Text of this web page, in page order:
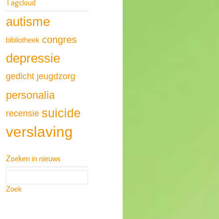
Tagcloud
autisme
bibliotheek congres
depressie
gedicht jeugdzorg
personalia
recensie suicide
verslaving
Zoeken in nieuws
Zoek